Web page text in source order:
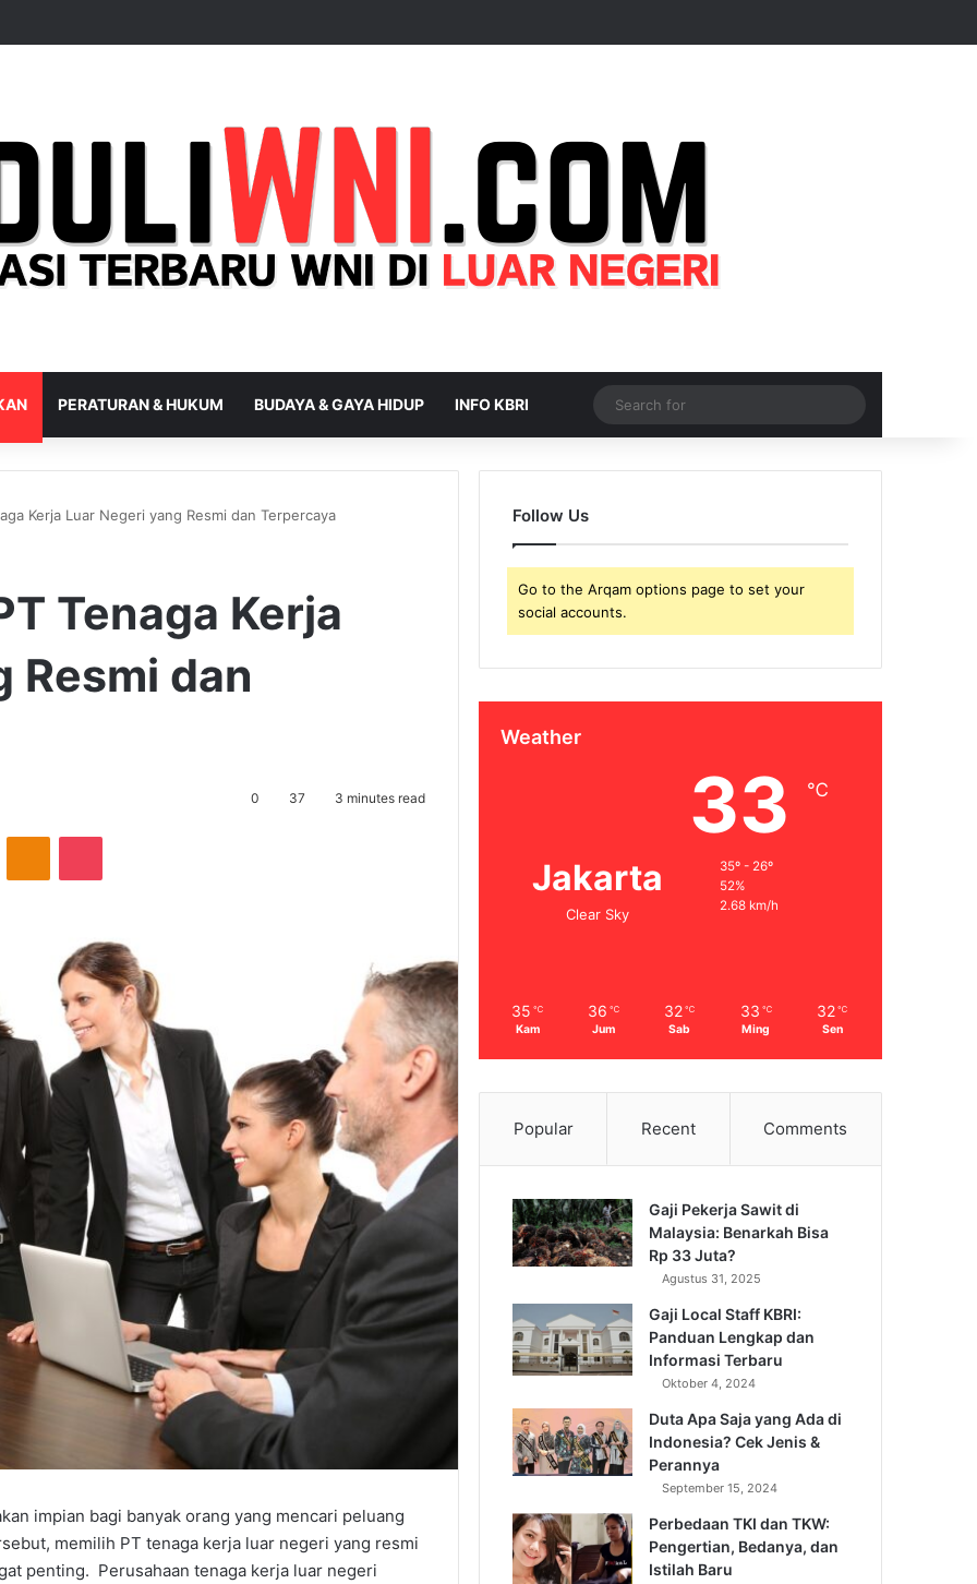
PERATURAN & HUKUM BUDAYA & GAYA HIDUP INFO KBRI
for
Kerja Luar Negeri yang Resmi dan Terpercaya
Tenaga Kerja
Resmi dan
0 37 3 minutes read
impian bagi banyak orang yang mencari peluang
memilih PT tenaga kerja luar negeri yang resmi
penting. Perusahaan tenaga kerja luar negeri
Follow Us
Go to the Arqam options page to set your
social accounts.
Weather
Jakarta
Clear Sky
33 ℃
35º - 26º
52%
2.68 km/h
35 ℃
Kam
36 ℃
Jum
32 ℃
Sab
33 ℃
Ming
32 ℃
Sen
Popular Recent Comments
Gaji Pekerja Sawit di
Malaysia: Benarkah Bisa
Rp 33 Juta?
Agustus 31, 2025
Gaji Local Staff KBRI:
Panduan Lengkap dan
Informasi Terbaru
Oktober 4, 2024
Duta Apa Saja yang Ada di
Indonesia? Cek Jenis &
Perannya
September 15, 2024
Perbedaan TKI dan TKW:
Pengertian, Bedanya, dan
Istilah Baru